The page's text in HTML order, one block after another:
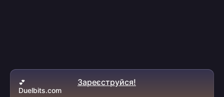
💕
Duelbits.com
Зареєструйся!